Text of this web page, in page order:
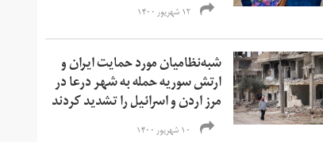
۱۲ شهریور ۱۴۰۰
شبه‌نظامیان مورد حمایت ایران و
ارتش سوریه حمله به شهر درعا‌ در
مرز اردن و اسرائیل را تشدید کردند
۱۰ شهریور ۱۴۰۰